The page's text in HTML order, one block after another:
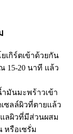
เกิร์ตเข้าด้วยกัน
15-20 นาที แล้ว
มันมะพร้าวเข้า
ซลล์ผิวที่ตายแล้ว
ลผิวที่มีส่วนผสม
หรือเซรั่ม